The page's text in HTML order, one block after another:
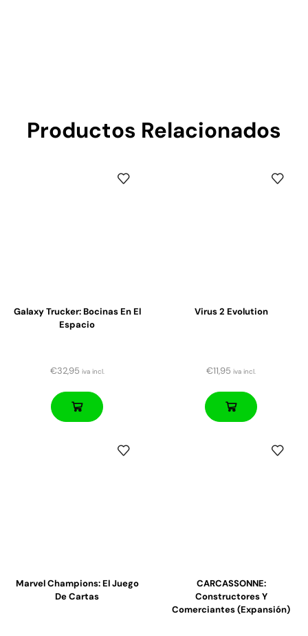
Productos Relacionados
Galaxy Trucker: Bocinas En El
Espacio
€32,95 iva incl.
Virus 2 Evolution
€11,95 iva incl.
Marvel Champions: El Juego
De Cartas
CARCASSONNE:
Constructores Y
Comerciantes (expansión)